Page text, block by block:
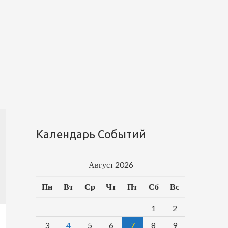
Календарь Событий
Август 2026
Пн Вт Ср Чт Пт Сб Вс
1
2
3
4 5 6 7 8
9